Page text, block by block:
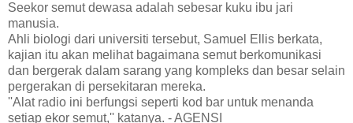
Seekor semut dewasa adalah sebesar kuku ibu jari
manusia.
Ahli biologi dari universiti tersebut, Samuel Ellis berkata,
kajian itu akan melihat bagaimana semut berkomunikasi
dan bergerak dalam sarang yang kompleks dan besar selain
pergerakan di persekitaran mereka.
''Alat radio ini berfungsi seperti kod bar untuk menanda
setiap ekor semut,'' katanya. - AGENSI